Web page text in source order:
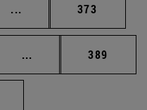
... Páginas intermedias
Página
373
... Páginas intermedias
Página
389